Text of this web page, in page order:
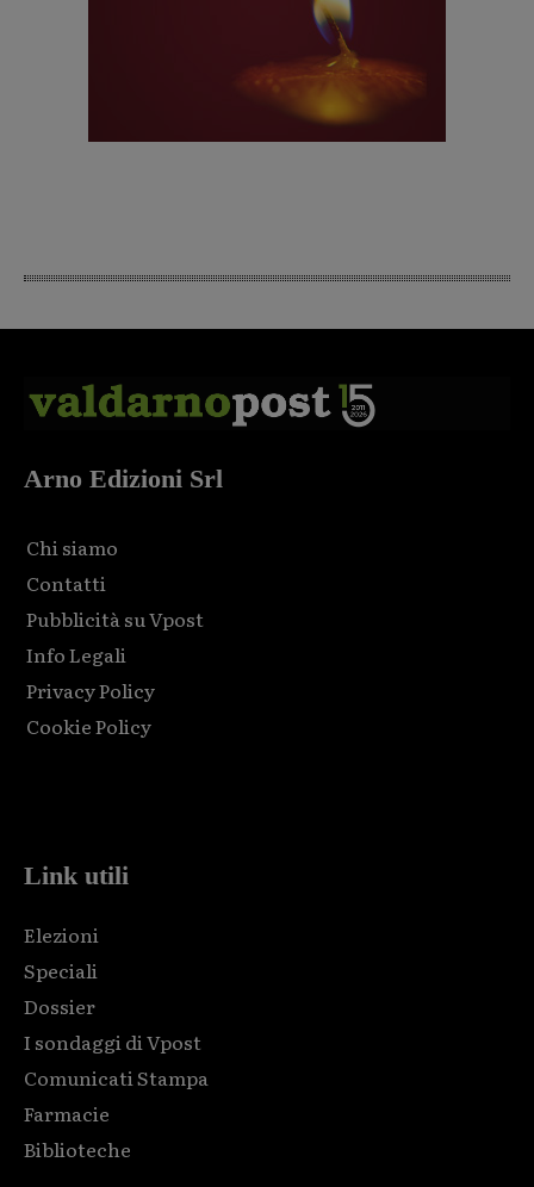
Arno Edizioni Srl
Chi siamo
Contatti
Pubblicità su Vpost
Info Legali
Privacy Policy
Cookie Policy
Link utili
Elezioni
Speciali
Dossier
I sondaggi di Vpost
Comunicati Stampa
Farmacie
Biblioteche